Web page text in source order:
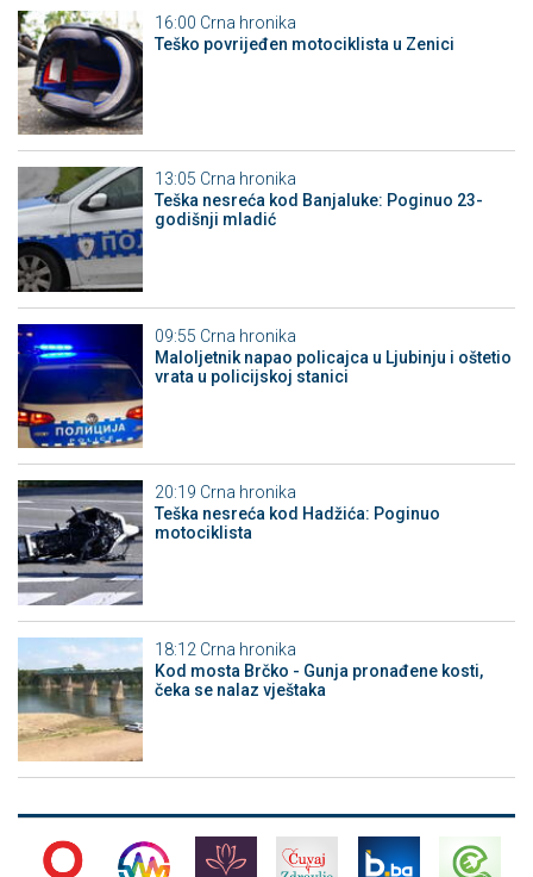
16:00 Crna hronika
Teško povrijeđen motociklista u Zenici
13:05 Crna hronika
Teška nesreća kod Banjaluke: Poginuo 23-
godišnji mladić
09:55 Crna hronika
Maloljetnik napao policajca u Ljubinju i oštetio
vrata u policijskoj stanici
20:19 Crna hronika
Teška nesreća kod Hadžića: Poginuo
motociklista
18:12 Crna hronika
Kod mosta Brčko - Gunja pronađene kosti,
čeka se nalaz vještaka